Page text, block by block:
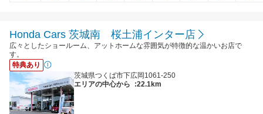
Honda Cars 茨城南 桜土浦インター店
広々としたショールーム、アットホームな雰囲気が特徴的な温かいお店で
す。
特典あり
茨城県つくば市下広岡1061-250
エリアの中心から
:22.1km